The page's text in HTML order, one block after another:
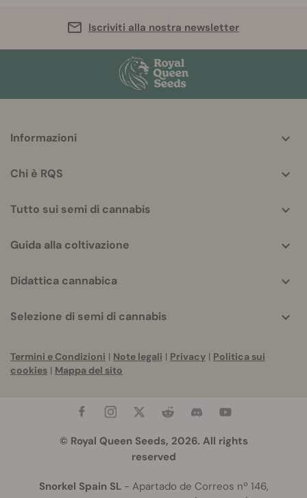
Iscriviti alla nostra newsletter
helpful
Informazioni
Chi è RQS
Tutto sui semi di cannabis
Guida alla coltivazione
Didattica cannabica
Selezione di semi di cannabis
Termini e Condizioni | Note legali | Privacy | Politica sui
cookies | Mappa del sito
© Royal Queen Seeds, 2026. All rights
reserved
Snorkel Spain SL- Apartado de Correos nº 146,